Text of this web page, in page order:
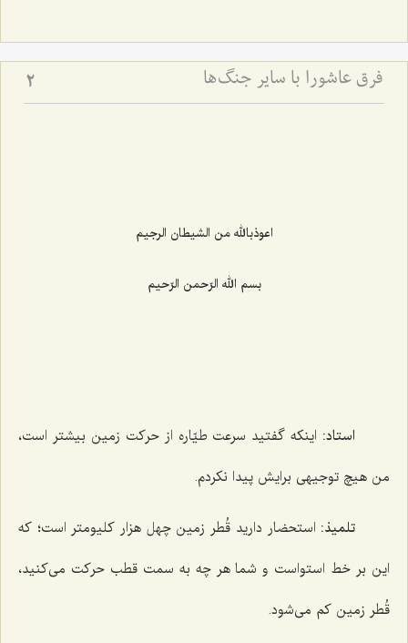
فرق عاشورا با سایر جنگ‌ها 2
اعوذبالله من الشیطان الرجیم
بسم الله الرّحمن الرّحیم
استاد: اینکه گفتید سرعت طیّاره از حرکت زمین بیشتر است،
من هیچ توجیهی برایش پیدا نکردم.
تلمیذ: استحضار دارید قُطر زمین چهل هزار کلیومتر است؛ که
این بر خط استواست و شما هر چه به سمت قطب حرکت می‌کنید،
قُطر زمین کم می‌شود.